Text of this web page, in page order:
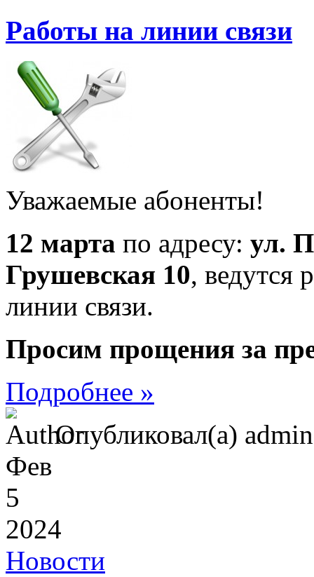
Работы на линии связи
Уважаемые абоненты!
12 марта по адресу: ул.
Грушевская 10, ведутся
линии связи.
Просим прощения за
Подробнее »
Опубликовал(а)
Фев
5
2024
Новости